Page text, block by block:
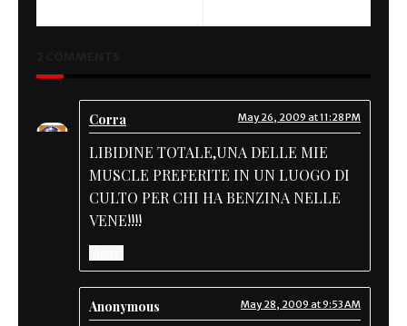
Corra May 26, 2009 at 11:28 PM
LIBIDINE TOTALE,UNA DELLE MIE
MUSCLE PREFERITE IN UN LUOGO DI
CULTO PER CHI HA BENZINA NELLE
VENE!!!!
Anonymous May 28, 2009 at 9:53 AM